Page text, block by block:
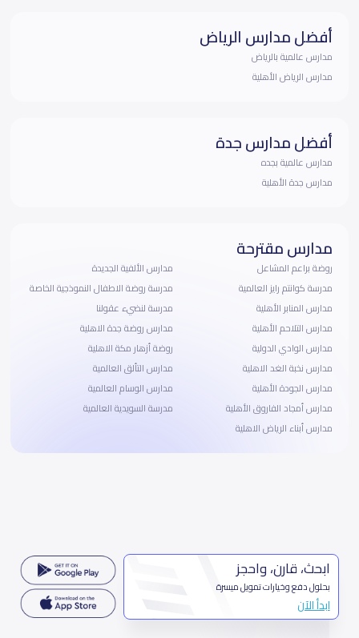
أفضل مدارس الرياض
مدارس عالمية بالرياض
مدارس الرياض الأهلية
أفضل مدارس جدة
مدارس عالمية بجده
مدارس جدة الأهلية
مدارس مقترحة
روضة براعم المشاعل
مدرسة كوانتم رايز العالمية
مدارس المنابر الأهلية
مدارس التلاحم الأهلية
مدارس الوادي الدولية
مدارس نخبة الغد الاهلية
مدارس الجودة الأهلية
مدارس أمجاد الفاروق الأهلية
مدارس أبناء الرياض الاهلية
مدارس الألفية الجديدة
مدرسة روضة الاطفال النموذجية الخاصة
مدرسة لنضيء عقولنا
مدارس روضة جدة الاهلية
روضة أزهار مكة الاهلية
مدارس التألق العالمية
مدارس الوسام العالمية
مدرسة السويدية العالمية
ابحث، قارن، واحجز
بحلول دفع وخيارات تمويل ميسرة
ابدأ الآن